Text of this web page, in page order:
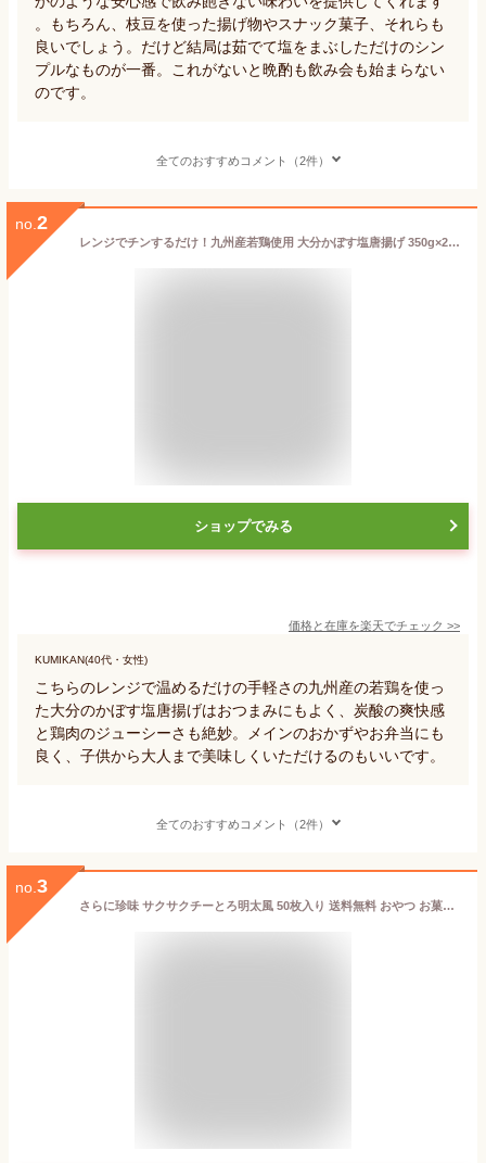
。もちろん、枝豆を使った揚げ物やスナック菓子、それらも
良いでしょう。だけど結局は茹でて塩をまぶしただけのシン
プルなものが一番。これがないと晩酌も飲み会も始まらない
のです。
全てのおすすめコメント（2件）
no. 2
レンジでチンするだけ！九州産若鶏使用 大分かぼす塩唐揚げ 350g×2袋セット 大分名産カボス からあげ 簡単調理 お惣菜 おかず お弁当 おつまみ 冷凍便 大分航空ターミナル【送料込】
ショップでみる
価格と在庫を楽天でチェック >>
KUMIKAN(40代・女性)
こちらのレンジで温めるだけの手軽さの九州産の若鶏を使っ
た大分のかぼす塩唐揚げはおつまみにもよく、炭酸の爽快感
と鶏肉のジューシーさも絶妙。メインのおかずやお弁当にも
良く、子供から大人まで美味しくいただけるのもいいです。
全てのおすすめコメント（2件）
no. 3
さらに珍味 サクサクチーとろ明太風 50枚入り 送料無料 おやつ お菓子 酒のつまみ おつまみ チーズ 冷凍